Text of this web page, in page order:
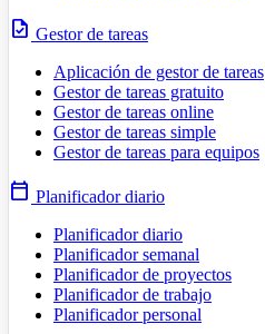
task Gestor de tareas
Aplicación de gestor de tareas
Gestor de tareas gratuito
Gestor de tareas online
Gestor de tareas simple
Gestor de tareas para equipos
calendar_today Planificador diario
Planificador diario
Planificador semanal
Planificador de proyectos
Planificador de trabajo
Planificador personal